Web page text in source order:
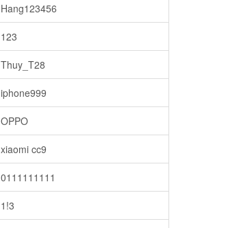
Hang123456
123
Thuy_T28
iphone999
OPPO
xiaomi cc9
0111111111
1!3